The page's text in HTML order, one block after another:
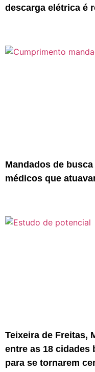
descarga elétrica é
Mandados de
médicos que
Teixeira de Freitas,
entre as 18 cidades
para se tornarem